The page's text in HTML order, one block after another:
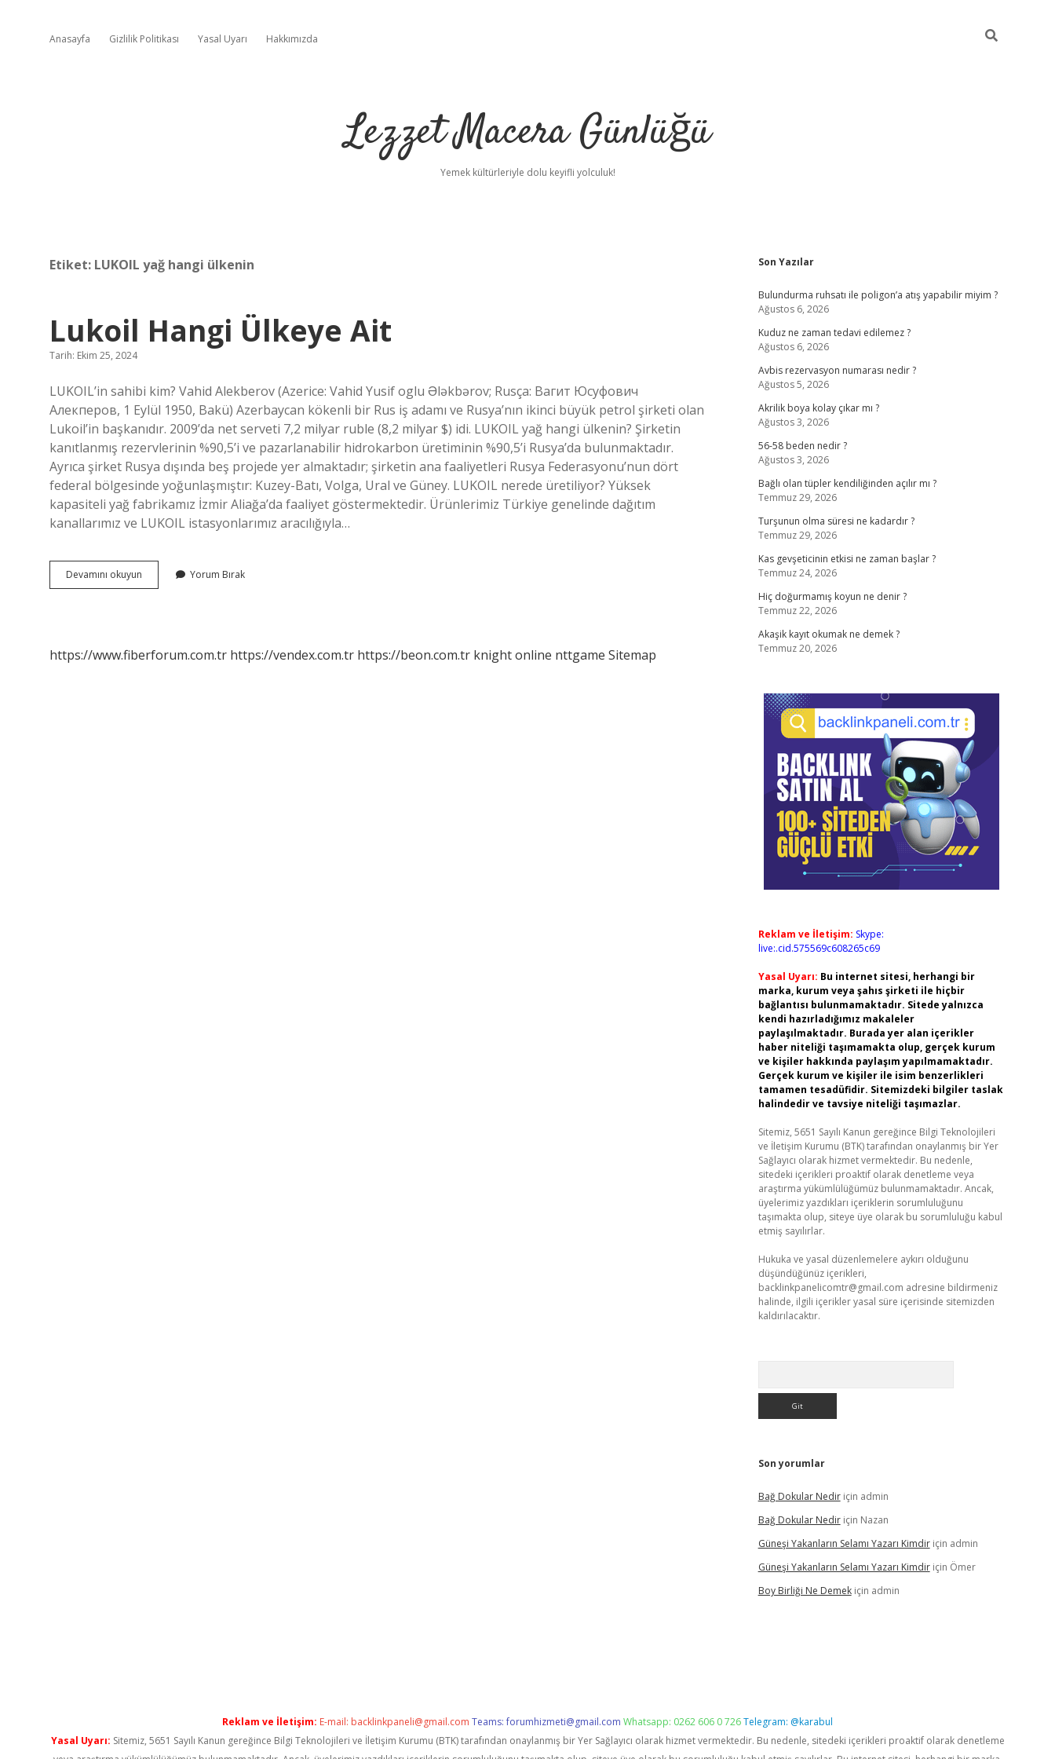
Anasayfa Gizlilik Politikası Yasal Uyarı Hakkımızda
Lezzet Macera Günlüğü
Yemek kültürleriyle dolu keyifli yolculuk!
Etiket: LUKOIL yağ hangi ülkenin
Lukoil Hangi Ülkeye Ait
Tarih: Ekim 25, 2024
LUKOIL’in sahibi kim? Vahid Alekberov (Azerice: Vahid Yusif oglu Ələkbərov; Rusça: Вагит Юсуфович
Алекперов, 1 Eylül 1950, Bakü) Azerbaycan kökenli bir Rus iş adamı ve Rusya’nın ikinci büyük petrol şirketi olan
Lukoil’in başkanıdır. 2009’da net serveti 7,2 milyar ruble (8,2 milyar $) idi. LUKOIL yağ hangi ülkenin? Şirketin
kanıtlanmış rezervlerinin %90,5’i ve pazarlanabilir hidrokarbon üretiminin %90,5’i Rusya’da bulunmaktadır.
Ayrıca şirket Rusya dışında beş projede yer almaktadır; şirketin ana faaliyetleri Rusya Federasyonu’nun dört
federal bölgesinde yoğunlaşmıştır: Kuzey-Batı, Volga, Ural ve Güney. LUKOIL nerede üretiliyor? Yüksek
kapasiteli yağ fabrikamız İzmir Aliağa’da faaliyet göstermektedir. Ürünlerimiz Türkiye genelinde dağıtım
kanallarımız ve LUKOIL istasyonlarımız aracılığıyla…
Devamını okuyun
Hangi
Yorum Bırak
https://www.fiberforum.com.tr https://vendex.com.tr https://beon.com.tr knight online nttgame Sitemap
Sidebar
Son Yazılar
Bulundurma ruhsatı ile poligon’a atış yapabilir miyim ?
Ağustos 6, 2026
Kuduz ne zaman tedavi edilemez ?
Ağustos 6, 2026
Avbis rezervasyon numarası nedir ?
Ağustos 5, 2026
Akrilik boya kolay çıkar mı ?
Ağustos 3, 2026
56-58 beden nedir ?
Ağustos 3, 2026
Bağlı olan tüpler kendiliğinden açılır mı ?
Temmuz 29, 2026
Turşunun olma süresi ne kadardır ?
Temmuz 29, 2026
Kas gevşeticinin etkisi ne zaman başlar ?
Temmuz 24, 2026
Hiç doğurmamış koyun ne denir ?
Temmuz 22, 2026
Akaşik kayıt okumak ne demek ?
Temmuz 20, 2026
Reklam ve İletişim: Skype:
live:.cid.575569c608265c69
Yasal Uyarı: Bu internet sitesi, herhangi bir
marka, kurum veya şahıs şirketi ile hiçbir
bağlantısı bulunmamaktadır. Sitede yalnızca
kendi hazırladığımız makaleler
paylaşılmaktadır. Burada yer alan içerikler
haber niteliği taşımamakta olup, gerçek kurum
ve kişiler hakkında paylaşım yapılmamaktadır.
Gerçek kurum ve kişiler ile isim benzerlikleri
tamamen tesadüfidir. Sitemizdeki bilgiler taslak
halindedir ve tavsiye niteliği taşımazlar.
Sitemiz, 5651 Sayılı Kanun gereğince Bilgi Teknolojileri
ve İletişim Kurumu (BTK) tarafından onaylanmış bir Yer
Sağlayıcı olarak hizmet vermektedir. Bu nedenle,
sitedeki içerikleri proaktif olarak denetleme veya
araştırma yükümlülüğümüz bulunmamaktadır. Ancak,
üyelerimiz yazdıkları içeriklerin sorumluluğunu
taşımakta olup, siteye üye olarak bu sorumluluğu kabul
etmiş sayılırlar.
Hukuka ve yasal düzenlemelere aykırı olduğunu
düşündüğünüz içerikleri,
backlinkpanelicomtr@gmail.com adresine bildirmeniz
halinde, ilgili içerikler yasal süre içerisinde sitemizden
kaldırılacaktır.
Son yorumlar
Bağ Dokular Nediriçin admin
Bağ Dokular Nediriçin Nazan
Güneşi Yakanların Selamı Yazarı Kimdiriçin admin
Güneşi Yakanların Selamı Yazarı Kimdiriçin Ömer
Boy Birliği Ne Demekiçin admin
Reklam ve İletişim: E-mail: backlinkpaneli@gmail.com Teams:forumhizmeti@gmail.com Whatsapp: 0262 606 0 726Telegram: @karabul
Yasal Uyarı: Sitemiz, 5651 Sayılı Kanun gereğince Bilgi Teknolojileri ve İletişim Kurumu (BTK) tarafından onaylanmış bir Yer Sağlayıcı olarak hizmet vermektedir. Bu nedenle, sitedeki içerikleri proaktif olarak denetleme